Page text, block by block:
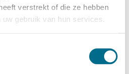
verstrekt of die ze hebben
gebruik van hun services.